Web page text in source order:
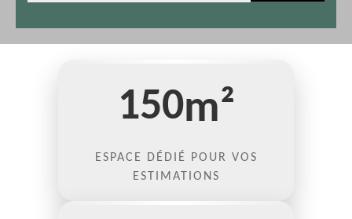
150m²
ESPACE DÉDIÉ POUR VOS
ESTIMATIONS